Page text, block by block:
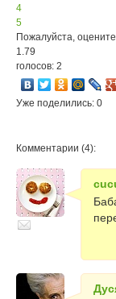
4
5
Пожалуйста,
1.79
голосов: 2
Уже поделились: 0
Комментарии (4):